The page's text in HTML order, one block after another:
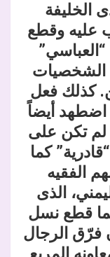
الخليفة
عليه وقطع
“العباسي”
الشخصيات
كذلك فعل
أيضاً
لم تكن على
كما
الفقيه
الذى
قطع نسل
فرّق الرجال